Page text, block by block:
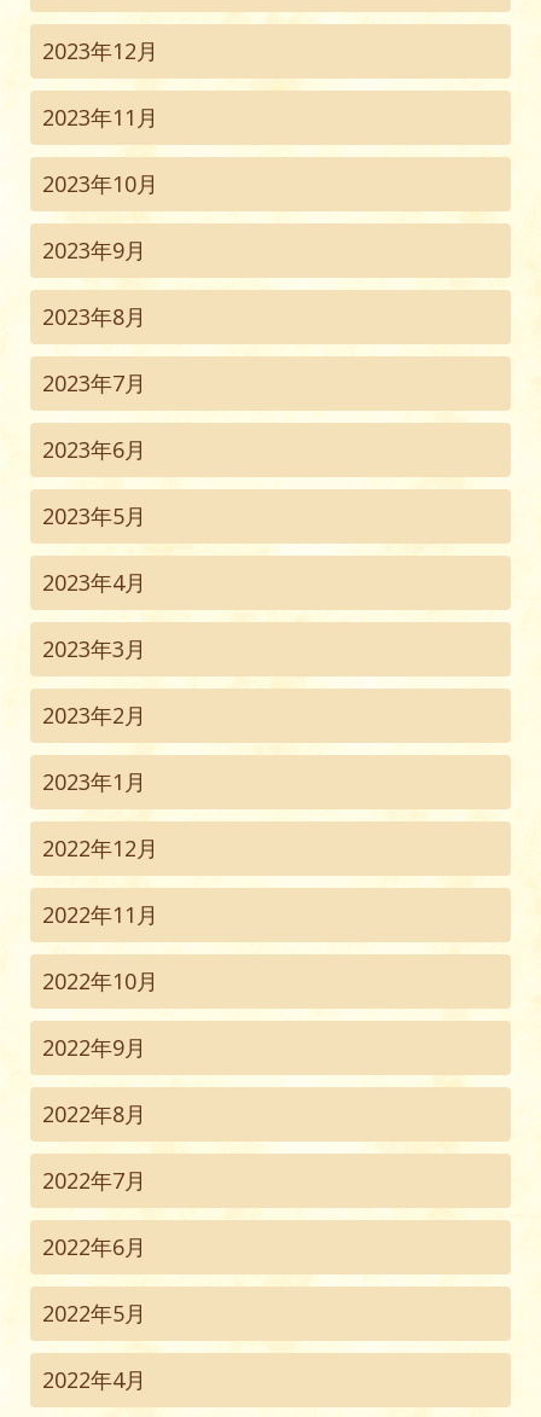
2023年12月
2023年11月
2023年10月
2023年9月
2023年8月
2023年7月
2023年6月
2023年5月
2023年4月
2023年3月
2023年2月
2023年1月
2022年12月
2022年11月
2022年10月
2022年9月
2022年8月
2022年7月
2022年6月
2022年5月
2022年4月